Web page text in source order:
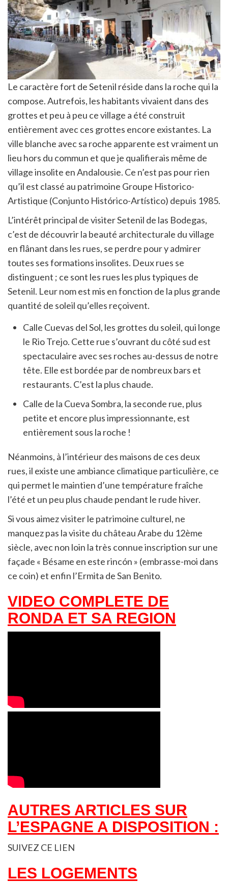
Le caractère fort de Setenil réside dans la roche qui la
compose. Autrefois, les habitants vivaient dans des
grottes et peu à peu ce village a été construit
entièrement avec ces grottes encore existantes. La
ville blanche avec sa roche apparente est vraiment un
lieu hors du commun et que je qualifierais même de
village insolite en Andalousie. Ce n’est pas pour rien
qu’il est classé au patrimoine Groupe Historico-
Artistique (Conjunto Histórico-Artístico) depuis 1985.
L’intérêt principal de visiter Setenil de las Bodegas,
c’est de découvrir la beauté architecturale du village
en flânant dans les rues, se perdre pour y admirer
toutes ses formations insolites. Deux rues se
distinguent ; ce sont les rues les plus typiques de
Setenil. Leur nom est mis en fonction de la plus grande
quantité de soleil qu’elles reçoivent.
Calle Cuevas del Sol, les grottes du soleil, qui longe
le Rio Trejo. Cette rue s’ouvrant du côté sud est
spectaculaire avec ses roches au-dessus de notre
tête. Elle est bordée par de nombreux bars et
restaurants. C’est la plus chaude.
Calle de la Cueva Sombra, la seconde rue, plus
petite et encore plus impressionnante, est
entièrement sous la roche !
Néanmoins, à l’intérieur des maisons de ces deux
rues, il existe une ambiance climatique particulière, ce
qui permet le maintien d’une température fraîche
l’été et un peu plus chaude pendant le rude hiver.
Si vous aimez visiter le patrimoine culturel, ne
manquez pas la visite du château Arabe du 12ème
siècle, avec non loin la très connue inscription sur une
façade « Bésame en este rincón » (embrasse-moi dans
ce coin) et enfin l’Ermita de San Benito.
VIDEO COMPLETE DE
RONDA ET SA REGION
AUTRES ARTICLES SUR
L’ESPAGNE A DISPOSITION :
SUIVEZ CE LIEN
LES LOGEMENTS